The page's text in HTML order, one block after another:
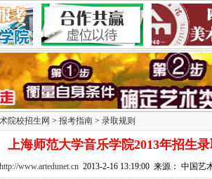
院校招生网 > 报考指南 > 录取规则
上海师范大学音乐学院2013年招生
http://www.artedunet.cn2013-2-16 13:19:00 来源： 中国艺